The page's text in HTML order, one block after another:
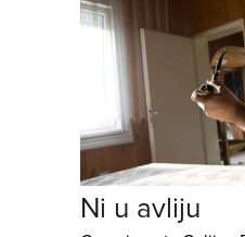
Ni u avliju